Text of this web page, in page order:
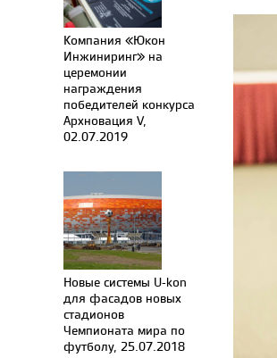
Компания «Юкон
Инжиниринг» на
церемонии
награждения
победителей конкурса
Архновация V,
02.07.2019
Новые системы U-kon
для фасадов новых
стадионов
Чемпионата мира по
футболу, 25.07.2018